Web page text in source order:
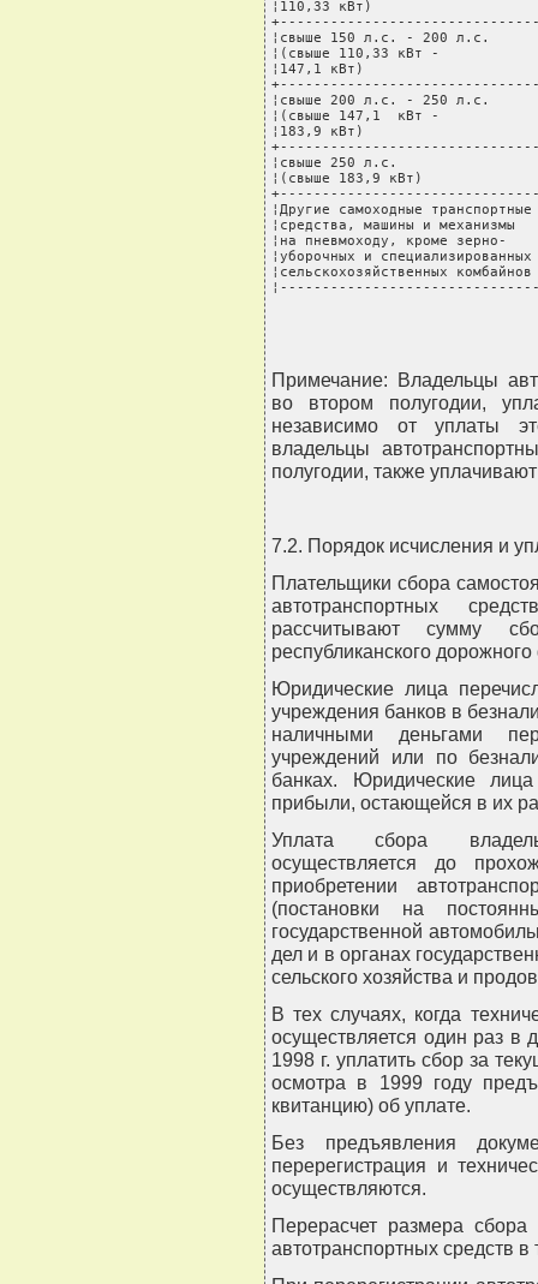
¦110,33 кВт)
¦свыше 150 л.с. - 200
¦(свыше 110,33 кВт -
¦147,1 кВт)
¦свыше 200 л.с. - 250
¦(свыше 147,1  кВт -
¦183,9 кВт)
¦свыше 250 л.с.
¦(свыше 183,9 кВт)
¦Другие самоходные
¦средства, машины и
¦на пневмоходу, кроме
¦уборочных и
¦сельскохозяйственных
Примечание: Владельцы
во втором полугодии,
независимо от уплаты
владельцы
полугодии, также
7.2. Порядок исчисления и
Плательщики сбора
автотранспортных
рассчитывают сумму
республиканского
Юридические лица
учреждения банков в
наличными деньгами
учреждений или по
банках. Юридические
прибыли, остающейся в их
Уплата сбора
осуществляется до
приобретении
(постановки на
государственной
дел и в органах
сельского хозяйства и
В тех случаях, когда
осуществляется один раз в
1998 г. уплатить сбор за
осмотра в 1999 году
квитанцию) об уплате.
Без предъявления
перерегистрация и
осуществляются.
Перерасчет размера
автотранспортных средств в